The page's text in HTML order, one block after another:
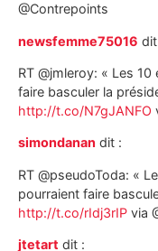
@Contrepoints
newsfemme75016
RT @jmleroy: « Les
faire basculer la
http://t.co/N7gJANFO
simondanan dit :
RT @pseudoToda: «
pourraient faire
http://t.co/rIdj3rIP via
jtetart dit :